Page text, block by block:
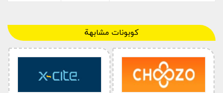
خصم جونيور كوتور
عرض جونيور كوتور
تفاصيل خصم جونيور
كوتور
تاريخ إنتهاء
للخصم
تشكيلة الملابس
خصم إضافي %10 على
جميع شيء
31 ديسمبر
2023
كوبونات مشابهة